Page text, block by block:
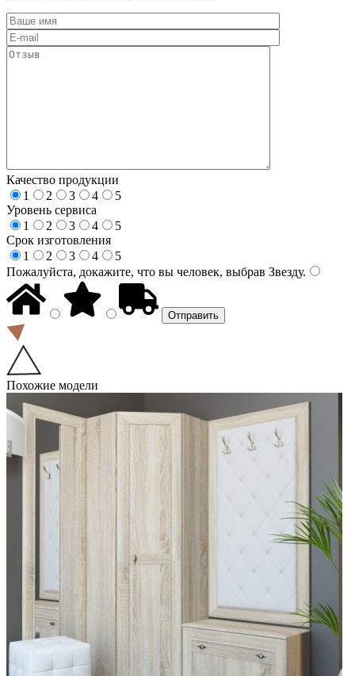
Качество продукции
1
2 3 4
5
Уровень сервиса
1
2 3 4
5
Срок изготовления
1
2 3 4
5
Пожалуйста, докажите, что вы человек, выбрав Звезду.
Похожие модели